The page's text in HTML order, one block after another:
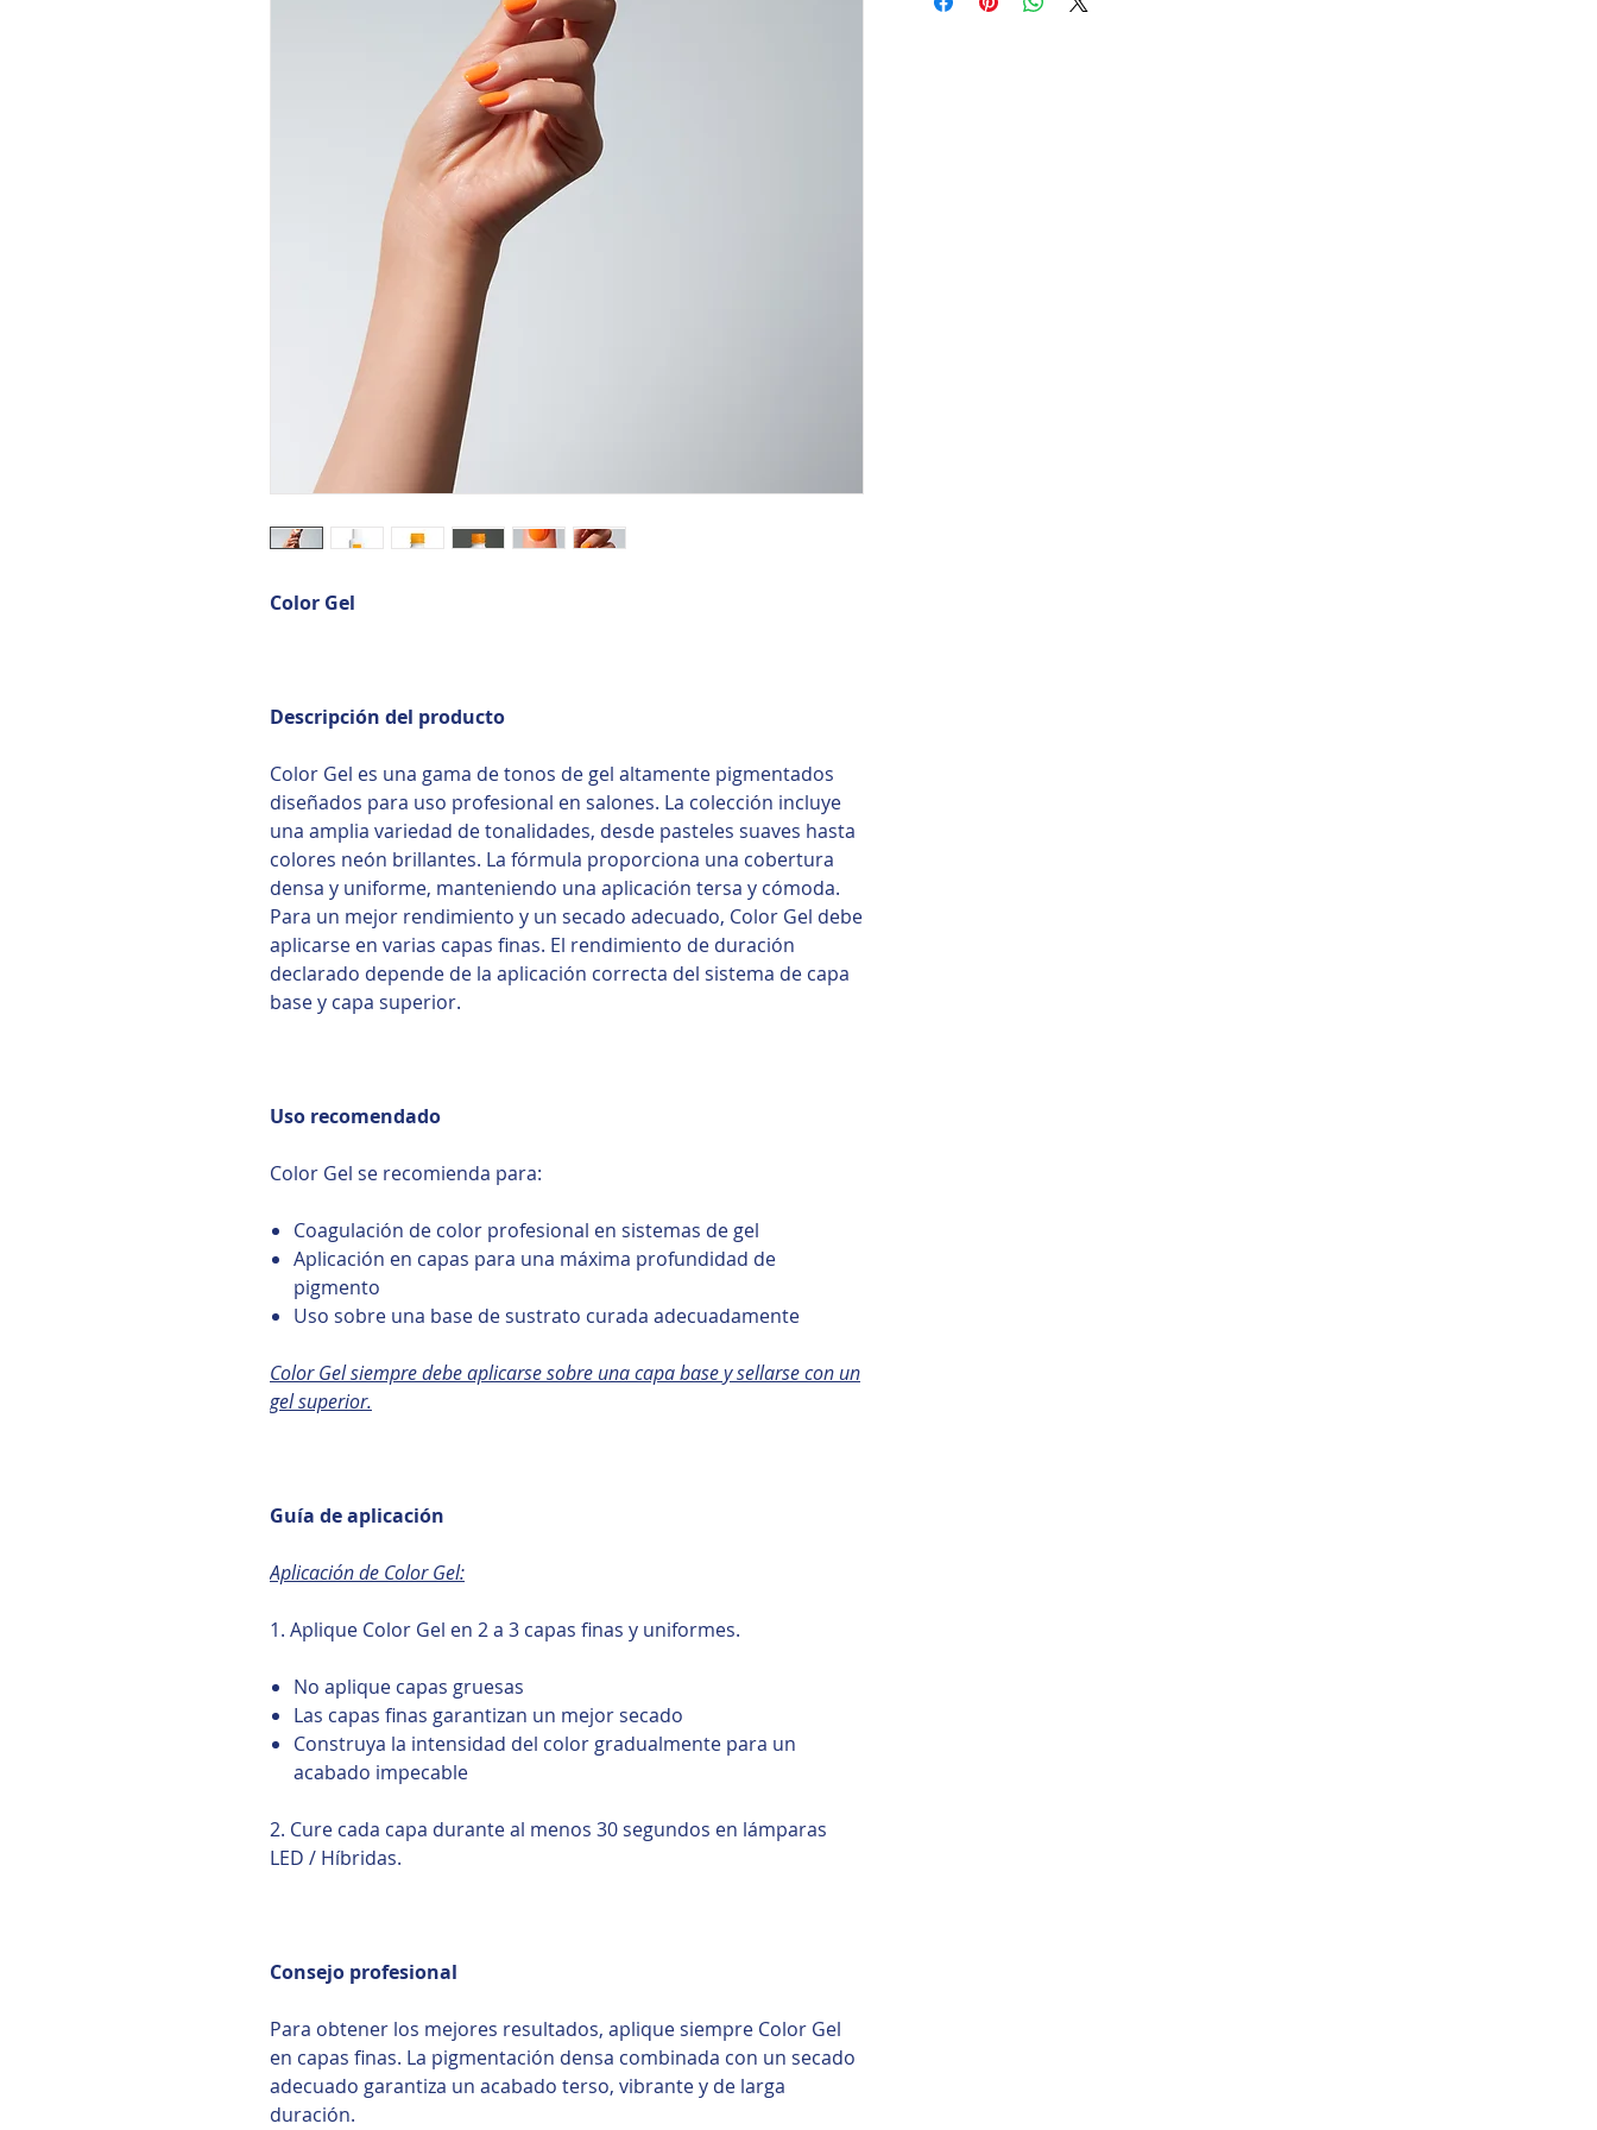
Color Gel
Descripción del producto
Color Gel es una gama de tonos de gel altamente pigmentados
diseñados para uso profesional en salones. La colección incluye
una amplia variedad de tonalidades, desde pasteles suaves hasta
colores neón brillantes. La fórmula proporciona una cobertura
densa y uniforme, manteniendo una aplicación tersa y cómoda.
Para un mejor rendimiento y un secado adecuado, Color Gel debe
aplicarse en varias capas finas. El rendimiento de duración
declarado depende de la aplicación correcta del sistema de capa
base y capa superior.
Uso recomendado
Color Gel se recomienda para:
Coagulación de color profesional en sistemas de gel
Aplicación en capas para una máxima profundidad de
pigmento
Uso sobre una base de sustrato curada adecuadamente
Color Gel siempre debe aplicarse sobre una capa base y sellarse con un
gel superior.
Guía de aplicación
Aplicación de Color Gel:
1. Aplique Color Gel en 2 a 3 capas finas y uniformes.
No aplique capas gruesas
Las capas finas garantizan un mejor secado
Construya la intensidad del color gradualmente para un
acabado impecable
2. Cure cada capa durante al menos 30 segundos en lámparas
LED / Híbridas.
Consejo profesional
Para obtener los mejores resultados, aplique siempre Color Gel
en capas finas. La pigmentación densa combinada con un secado
adecuado garantiza un acabado terso, vibrante y de larga
duración.